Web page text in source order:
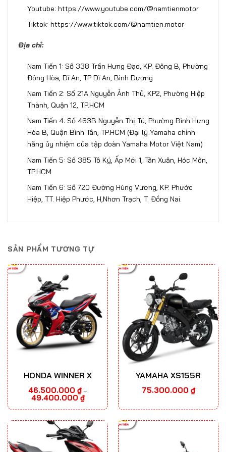
Youtube:https://www.youtube.com/@namtienmotor
Tiktok:https://www.tiktok.com/@namtien.motor
Địa chỉ:
Nam Tiến 1: Số 338 Trần Hưng Đạo, KP. Đông B, Phường
Đông Hòa, Dĩ An, TP Dĩ An, Bình Dương
Nam Tiến 2: Số 21A Nguyễn Ảnh Thủ, KP2, Phường Hiệp
Thành, Quận 12, TP.HCM
Nam Tiến 4: Số 463B Nguyễn Thị Tú, Phường Bình Hưng
Hòa B, Quận Bình Tân, TP.HCM (Đại lý Yamaha chính
hãng ủy nhiệm của tập đoàn Yamaha Motor Việt Nam)
Nam Tiến 5: Số 385 Tô Ký, Ấp Mới 1, Tân Xuân, Hóc Môn,
TP.HCM
Nam Tiến 6: Số 720 Đường Hùng Vương, KP. Phước
Hiệp, TT. Hiệp Phước, H,Nhơn Trạch, T. Đồng Nai​​​.
SẢN PHẨM TƯƠNG TỰ
HONDA WINNER X
46.500.000 ₫ –
49.400.000₫Khoảng
giá:
49.400.000 ₫
YAMAHA XS155R
75.300.000 ₫